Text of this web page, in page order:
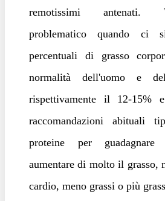
remotissimi antenati.
problematico quando ci
percentuali di grasso
normalità dell'uomo e
rispettivamente il 12-15%
raccomandazioni abituali
proteine per guadagnare
aumentare di molto il grasso,
cardio, meno grassi o più